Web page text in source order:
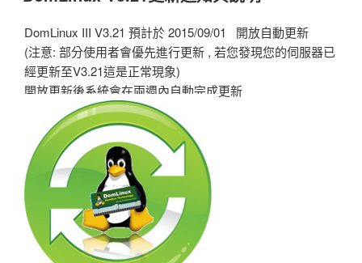
於
DomLinux III V3.21 預計於 2015/09/01 開放自動更新
(注意: 部分使用者會優先進行更新 , 若您發現您的伺服器已
經更新至V3.21這是正常現象)
開放更新後系統會在兩週內自動完成更新